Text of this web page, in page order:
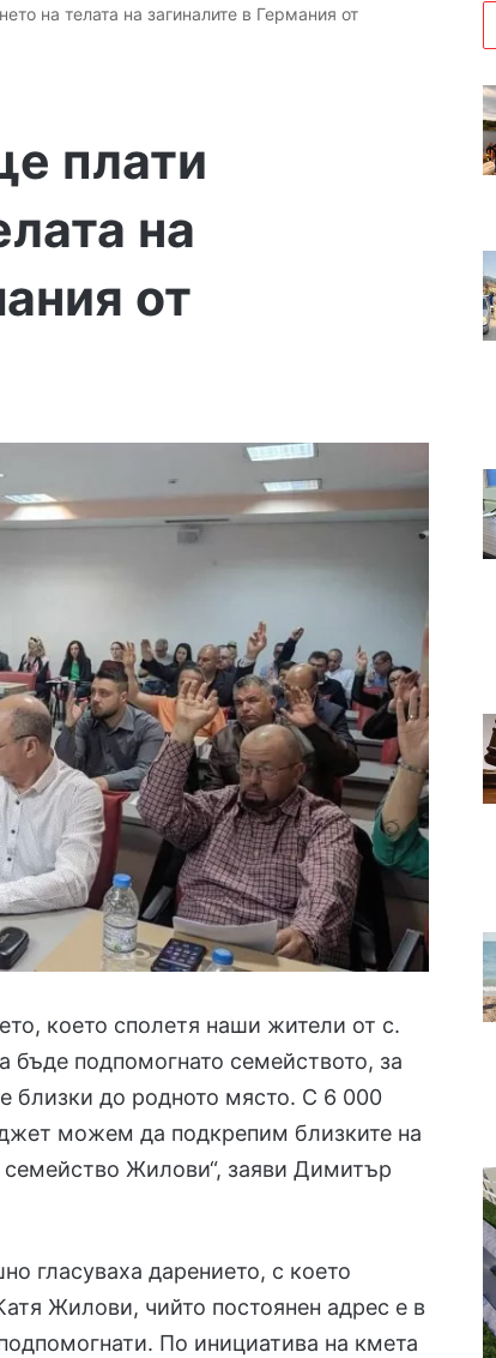
на телата на загиналите в Германия от
плати
на
от
което сполетя наши жители от с.
бъде подпомогнато семейството, за
близки до родното място. С 6 000
можем да подкрепим близките на
семейство Жилови“, заяви Димитър
гласуваха дарението, с което
Жилови, чийто постоянен адрес е в
По инициатива на кмета